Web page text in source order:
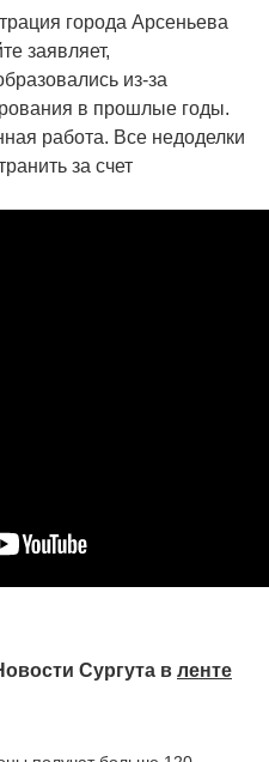
города Арсеньева
заявляет,
из-за
в прошлые годы.
работа. Все недоделки
за счет
Сургута в ленте